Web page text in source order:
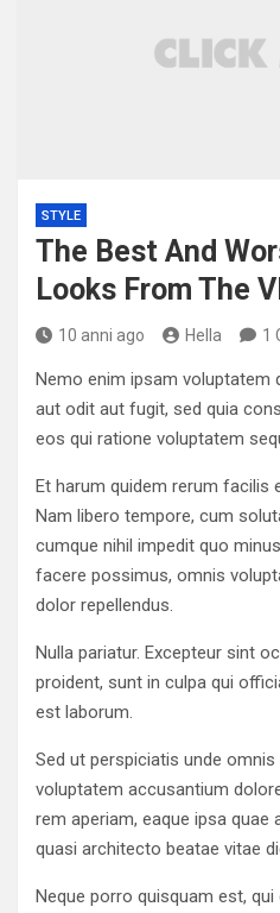
STYLE
The Best And
Looks From The
10 anni ago Hella 1
Nemo enim ipsam voluptatem
aut odit aut fugit, sed quia
eos qui ratione voluptatem
Et harum quidem rerum facilis
Nam libero tempore, cum
cumque nihil impedit quo
facere possimus, omnis
dolor repellendus.
Nulla pariatur. Excepteur sint
proident, sunt in culpa qui
est laborum.
Sed ut perspiciatis unde
voluptatem accusantium
rem aperiam, eaque ipsa
quasi architecto beatae vitae
Neque porro quisquam est,